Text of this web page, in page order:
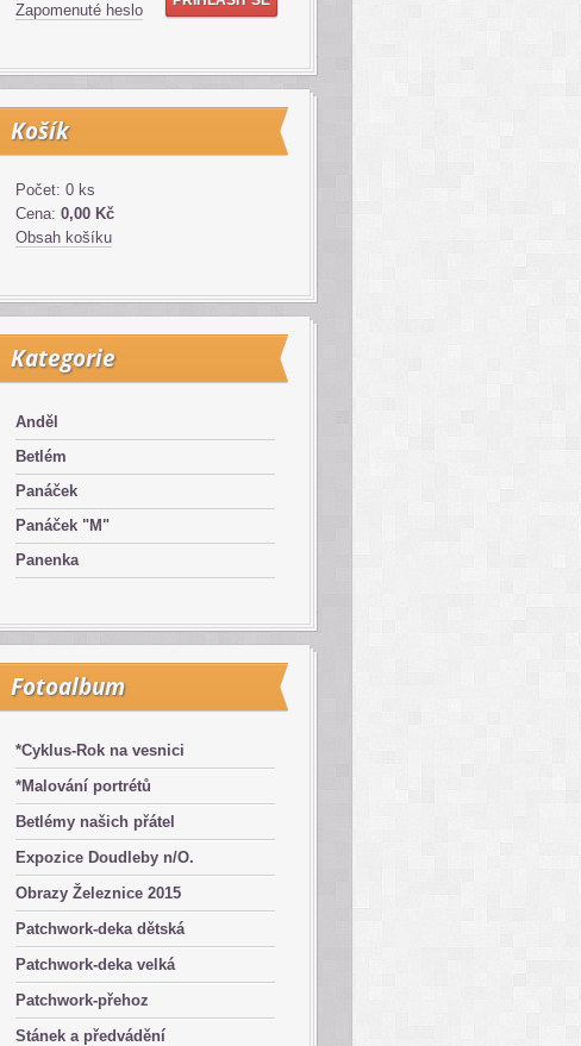
Zapomenuté heslo
Košík
Počet: 0 ks
Cena: 0,00 Kč
Obsah košíku
Kategorie
Anděl
Betlém
Panáček
Panáček "M"
Panenka
Fotoalbum
*Cyklus-Rok na vesnici
*Malování portrétů
Betlémy našich přátel
Expozice Doudleby n/O.
Obrazy Železnice 2015
Patchwork-deka dětská
Patchwork-deka velká
Patchwork-přehoz
Stánek a předvádění